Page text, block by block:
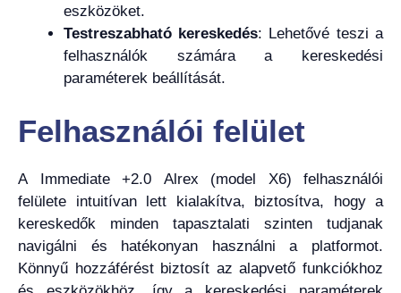
eszközöket.
Testreszabható kereskedés: Lehetővé teszi a
felhasználók számára a kereskedési
paraméterek beállítását.
Felhasználói felület
A Immediate +2.0 Alrex (model X6) felhasználói
felülete intuitívan lett kialakítva, biztosítva, hogy a
kereskedők minden tapasztalati szinten tudjanak
navigálni és hatékonyan használni a platformot.
Könnyű hozzáférést biztosít az alapvető funkciókhoz